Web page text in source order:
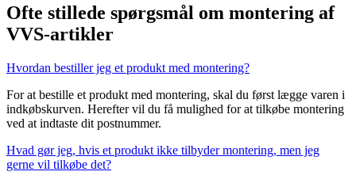
Ofte stillede spørgsmål om montering af
VVS-artikler
Hvordan bestiller jeg et produkt med montering?
For at bestille et produkt med montering, skal du først lægge varen i
indkøbskurven. Herefter vil du få mulighed for at tilkøbe montering
ved at indtaste dit postnummer.
Hvad gør jeg, hvis et produkt ikke tilbyder montering, men jeg
gerne vil tilkøbe det?